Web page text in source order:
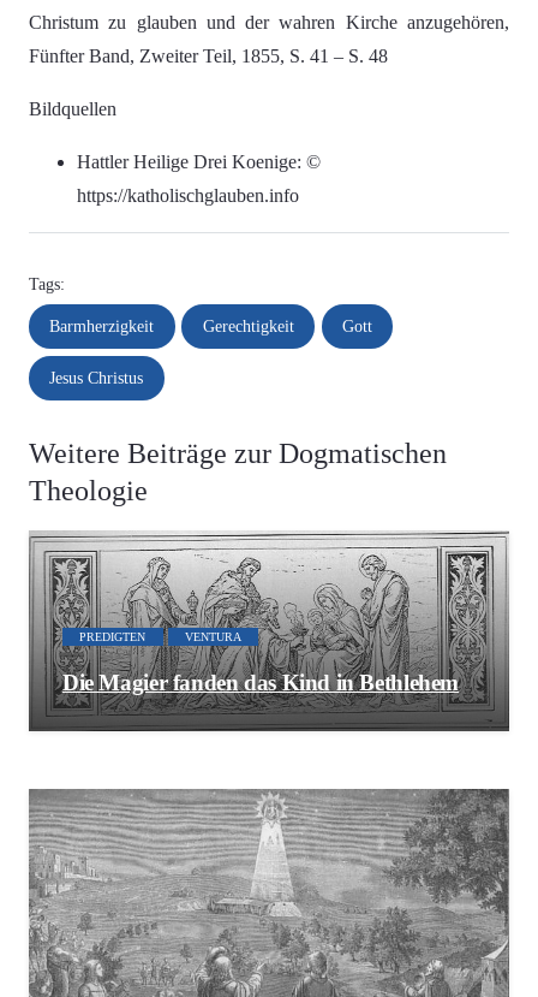
Christum zu glauben und der wahren Kirche anzugehören,
Fünfter Band, Zweiter Teil, 1855, S. 41 – S. 48
Bildquellen
Hattler Heilige Drei Koenige: ©
https://katholischglauben.info
Tags:
Barmherzigkeit Gerechtigkeit Gott
Jesus Christus
Weitere Beiträge zur Dogmatischen
Theologie
PREDIGTEN VENTURA
Die Magier fanden das Kind in Bethlehem